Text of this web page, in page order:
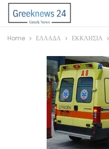
Home ΕΛΛΑΔΑ ΕΚΚΛΗΣΙΑ